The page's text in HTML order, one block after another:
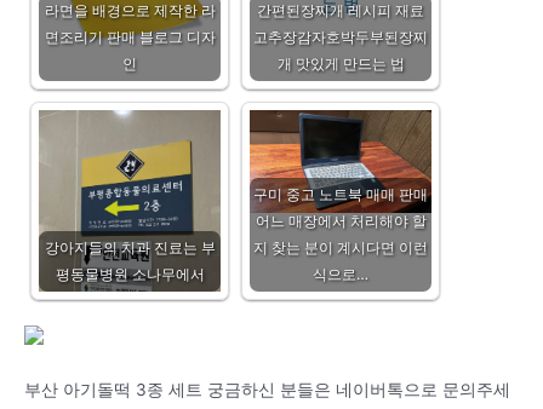
라면을 배경으로 제작한 라
면조리기 판매 블로그 디자
인
간편된장찌개 레시피 재료
고추장감자호박두부된장찌
개 맛있게 만드는 법
강아지들의 치과 진료는 부
평동물병원 소나무에서
구미 중고 노트북 매매 판매
어느 매장에서 처리해야 할
지 찾는 분이 계시다면 이런
식으로…
부산 아기돌떡 3종 세트 궁금하신 분들은 네이버톡으로 문의주세